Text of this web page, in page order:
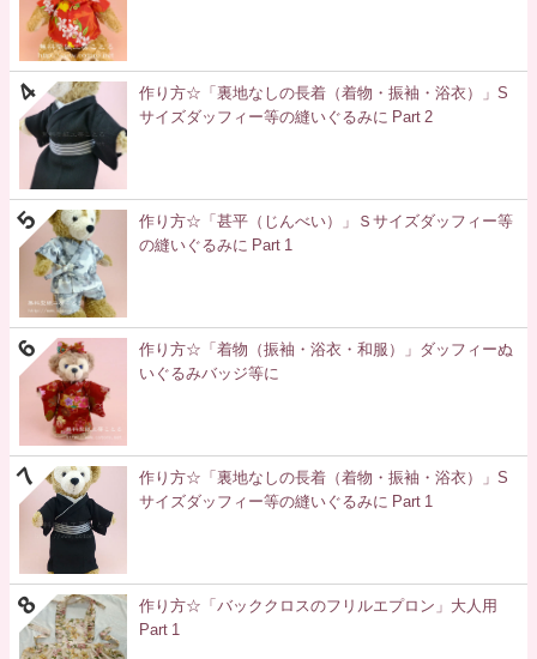
作り方☆「裏地なしの長着（着物・振袖・浴衣）」S
サイズダッフィー等の縫いぐるみに Part 2
作り方☆「甚平（じんべい）」Ｓサイズダッフィー等
の縫いぐるみに Part 1
作り方☆「着物（振袖・浴衣・和服）」ダッフィーぬ
いぐるみバッジ等に
作り方☆「裏地なしの長着（着物・振袖・浴衣）」S
サイズダッフィー等の縫いぐるみに Part 1
作り方☆「バッククロスのフリルエプロン」大人用
Part 1